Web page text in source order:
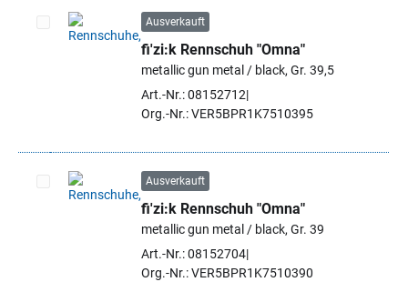
Artikel auswählen
Ausverkauft
fi'zi:k Rennschuh "Omna"
metallic gun metal / black, Gr. 39,5
Art.-Nr.: 08152712
Org.-Nr.: VER5BPR1K7510395
Artikel auswählen
Ausverkauft
fi'zi:k Rennschuh "Omna"
metallic gun metal / black, Gr. 39
Art.-Nr.: 08152704
Org.-Nr.: VER5BPR1K7510390